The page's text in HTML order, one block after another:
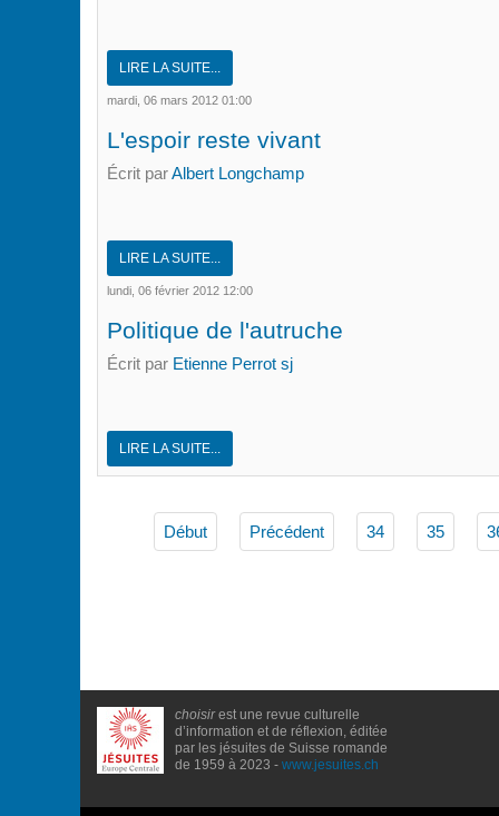
LIRE LA SUITE...
mardi, 06 mars 2012 01:00
L'espoir reste vivant
Écrit parAlbert Longchamp
LIRE LA SUITE...
lundi, 06 février 2012 12:00
Politique de l'autruche
Écrit par Etienne Perrot sj
LIRE LA SUITE...
Début Précédent 34 35
choisirest une revue culturelle
d’information et de réflexion, éditée
par les jésuites de Suisse romande
de 1959 à 2023 - www.jesuites.ch